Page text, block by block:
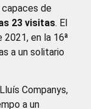
capaces de
23 visitas. El
en la 16ª
a un solitario
Companys,
a un